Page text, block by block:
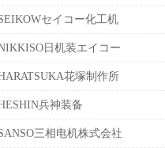
セイコー化工机
日机装エイコー
花塚制作所
兵神装备
三相电机株式会社